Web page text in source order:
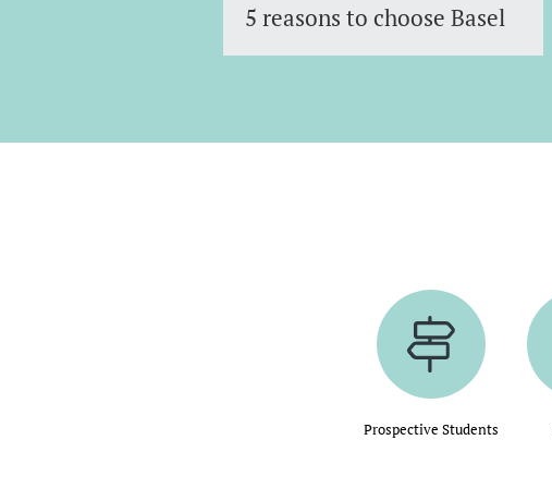
5 reasons to choose Basel
Prospective Students